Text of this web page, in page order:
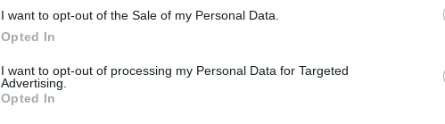
I want to opt-out of the Sale of my Personal Data.
Opted In
I want to opt-out of processing my Personal Data for Targeted
Advertising.
Opted In